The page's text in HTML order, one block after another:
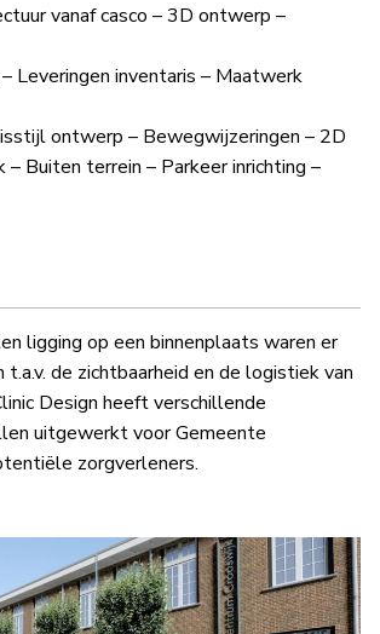
vanaf casco – 3D ontwerp –
Leveringen inventaris – Maatwerk
ontwerp – Bewegwijzeringen – 2D
Buiten terrein – Parkeer inrichting –
ligging op een binnenplaats waren er
de zichtbaarheid en de logistiek van
Design heeft verschillende
uitgewerkt voor Gemeente
zorgverleners.